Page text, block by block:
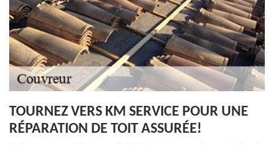
TOURNEZ VERS KM SERVICE POUR UNE
RÉPARATION DE TOIT ASSURÉE!